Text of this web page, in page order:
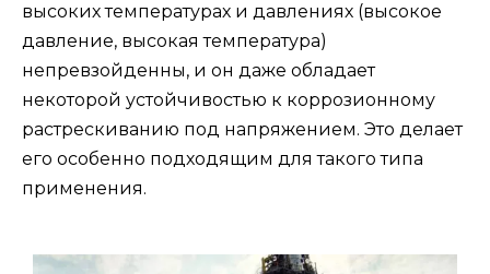
высоких температурах и давлениях (высокое
давление, высокая температура)
непревзойденны, и он даже обладает
некоторой устойчивостью к коррозионному
растрескиванию под напряжением. Это делает
его особенно подходящим для такого типа
применения.